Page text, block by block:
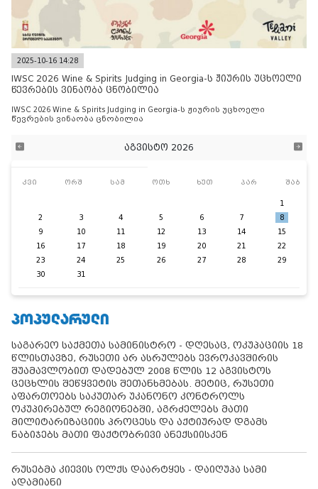
2025-10-16 14:28
IWSC 2026 Wine & Spirits Judging in Georgia-ს ჟიურის უცხოელი
წევრების ვინაობა ცნობილია
IWSC 2026 Wine & Spirits Judging in Georgia-ს ჟიურის უცხოელი
წევრების ვინაობა ცნობილია
აგვისტო 2026
კვი ორშ სამ ოთხ ხუთ პარ შაბ
1
2
3 4 5 6 7
8
9
10 11 12 13 14
15
16
17 18 19 20 21
22
23
24 25 26 27 28
29
30
31
ᲞᲝᲞᲣᲚᲐᲠᲣᲚᲘ
საგარეო საქმეთა სამინისტრო - დღესაც, ოკუპაციის 18
წლისთავზე, რუსეთი არ ასრულებს ევროკავშირის
შუამავლობით დადებულ 2008 წლის 12 აგვისტოს
ცეცხლის შეწყვეტის შეთანხმებას. მეტიც, რუსეთი
აფართოებს საკუთარ უკანონო კონტროლს
ოკუპირებულ რეგიონებში, აგრძელებს მათი
მილიტარიზაციის პროცესს და აქტიურად დგამს
ნაბიჯებს მათი ფაქტობრივი ანექსიისკენ
რუსებმა კიევის ოლქს დაარტყეს - დაიღუპა სამი
ადამიანი